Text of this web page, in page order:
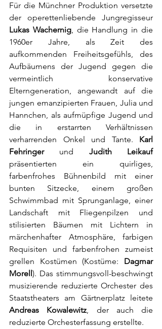
Für die Münchner Produktion versetzte
Lukas Wachernig, die Handlung in die
1960er Jahre, als Zeit des
aufkommenden Freiheitsgefühls, des
Aufbäumens der Jugend gegen die
vermeintlich konservative
Elterngeneration, angewandt auf die
jungen emanzipierten Frauen, Julia und
Hannchen, als aufmüpfige Jugend und
die in erstarrten Verhältnissen
verharrenden Onkel und Tante. Karl
Fehringer und Judith Leikauf
präsentierten ein quirliges,
farbenfrohes Bühnenbild mit einer
bunten Sitzecke, einem großen
Schwimmbad mit Sprunganlage, einer
Landschaft mit Fliegenpilzen und
stilisierten Bäumen mit Lichtern in
märchenhafter Atmosphäre, farbigen
Requisiten und farbenfrohen zumeist
grellen Kostümen (Kostüme: Dagmar
Morell ). Das stimmungsvoll-beschwingt
musizierende reduzierte Orchester des
Andreas Kowalewitz, der auch die
reduzierte Orchesterfassung erstellte.